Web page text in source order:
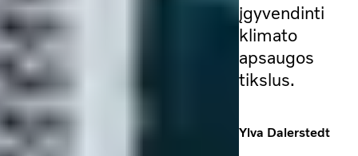
įgyvendinti
klimato
apsaugos
tikslus.
Ylva Dalerstedt